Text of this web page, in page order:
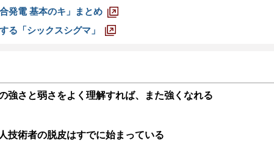
発電 基本のキ」まとめ
る「シックスシグマ」
強さと弱さをよく理解すれば、また強くなれる
技術者の脱皮はすでに始まっている